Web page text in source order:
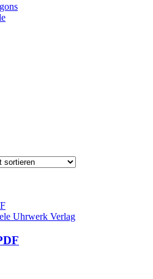
Uhrwerk Verlag